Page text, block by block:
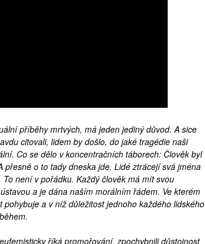
příběhy mrtvých, má jeden jediný důvod. A sice
citovali, lidem by došlo, do jaké tragédie naši
Co se dělo v koncentračních táborech: Člověk byl
o to tady dneska jde. Lidé ztrácejí svá jména
není v pořádku. Každý člověk má mít svou
a je dána naším morálním řádem. Ve kterém
a v níž důležitost jednoho každého lidského
říká promořování, zpochybnili důstojnost